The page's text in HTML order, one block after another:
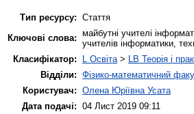
Тип ресурсу: Стаття
Ключові слова: майбутні учителі
учителів інформатики,
Класифікатор:
L Освіта > LB Теорія і
Відділи: Фізико-математичний
Користувач: Олена Юріївна Усата
Дата подачі: 04 Лист 2019 09:11